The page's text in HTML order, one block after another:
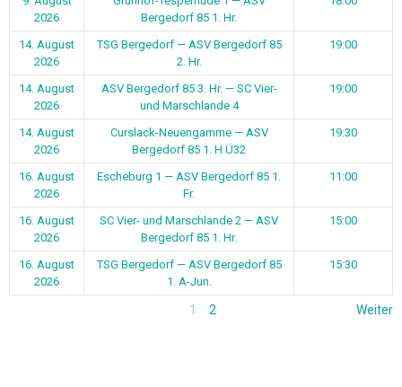
2026
Bergedorf 85 1. Hr.
14. August
2026
TSG Bergedorf — ASV Bergedorf 85
2. Hr.
19:00
14. August
2026
ASV Bergedorf 85 3. Hr. — SC Vier-
und Marschlande 4
19:00
14. August
2026
Curslack-Neuengamme — ASV
Bergedorf 85 1. H Ü32
19:30
16. August
2026
Escheburg 1 — ASV Bergedorf 85 1.
Fr.
11:00
16. August
2026
SC Vier- und Marschlande 2 — ASV
Bergedorf 85 1. Hr.
15:00
16. August
2026
TSG Bergedorf — ASV Bergedorf 85
1. A-Jun.
15:30
1 2 Weiter